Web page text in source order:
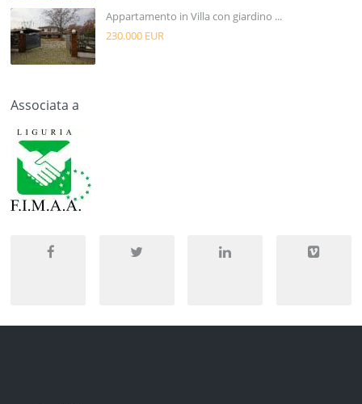
Appartamento in Villa con giardino ...
230.000 EUR
Associata a